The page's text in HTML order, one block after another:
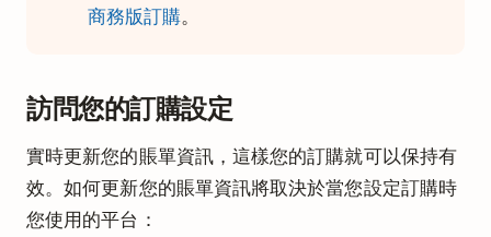
商務版訂購。
訪問您的訂購設定
實時更新您的賬單資訊，這樣您的訂購就可以保持有
效。如何更新您的賬單資訊將取決於當您設定訂購時
您使用的平台：